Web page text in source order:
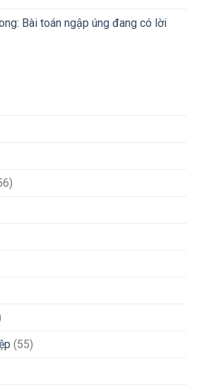
Bài toán ngập úng đang có lời
(55)